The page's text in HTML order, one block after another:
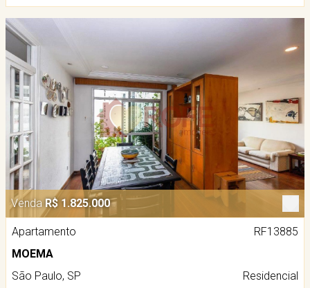
Venda R$ 1.825.000
Apartamento
RF13885
MOEMA
São Paulo, SP
Residencial